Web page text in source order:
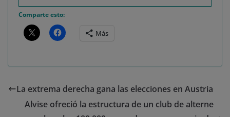
Comparte esto:
Más
La extrema derecha gana las elecciones en Austria
Alvise ofreció la estructura de un club de alterne